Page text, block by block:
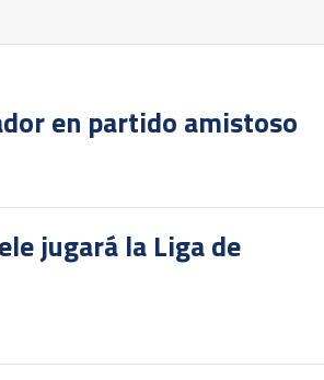
en partido amistoso
jugará la Liga de